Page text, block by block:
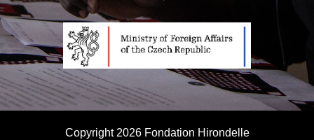
Copyright 2026 Fondation Hirondelle